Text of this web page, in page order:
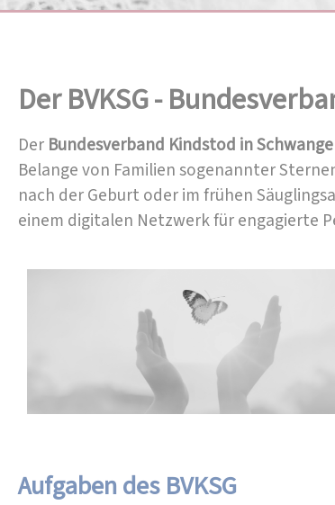
Der BVKSG -
Der Bundesverband Kindstod in
Belange von Familien sogenannter
nach der Geburt oder im frühen
einem digitalen Netzwerk für engagierte
Aufgaben des BVKSG